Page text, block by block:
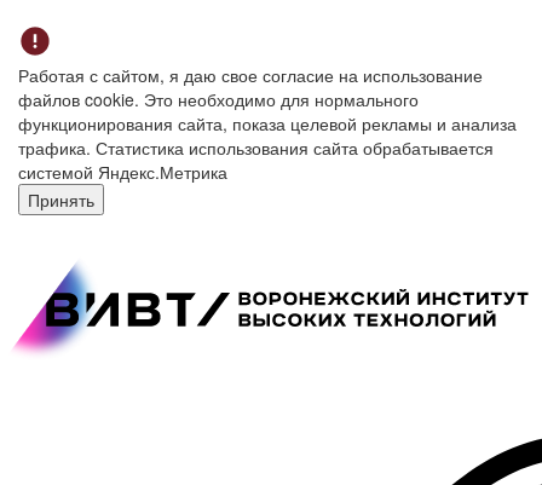
Работая с сайтом, я даю свое согласие на использование
файлов cookie. Это необходимо для нормального
функционирования сайта, показа целевой рекламы и анализа
трафика. Статистика использования сайта обрабатывается
системой Яндекс.Метрика
Принять